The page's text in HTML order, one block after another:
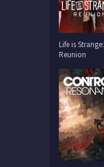
Life is Strange:
Reunion